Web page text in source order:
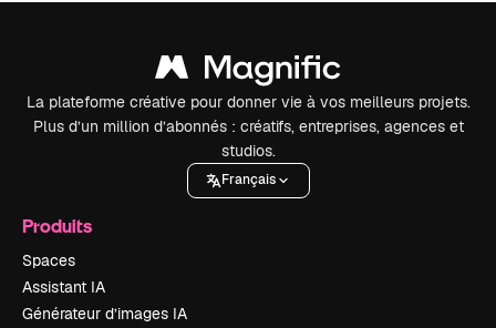
La plateforme créative pour donner vie à vos meilleurs projets.
Plus d’un million d’abonnés : créatifs, entreprises, agences et
studios.
Français
Produits
Spaces
Assistant IA
Générateur d’images IA